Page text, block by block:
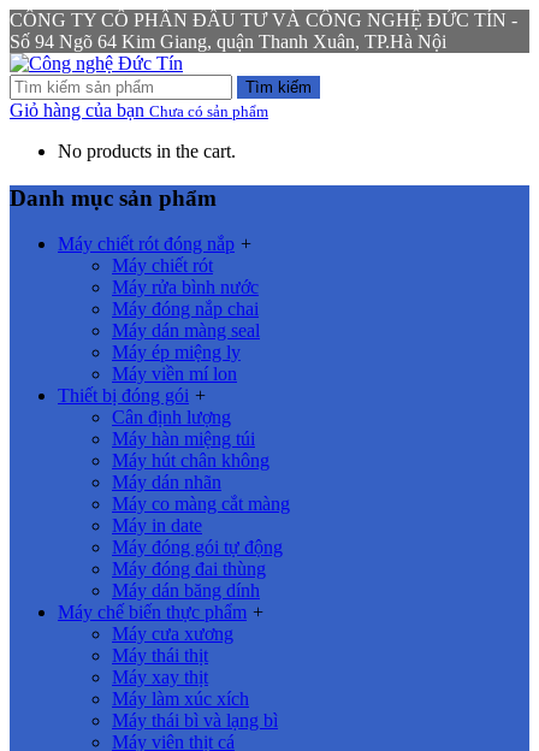
CÔNG TY CỔ PHẦN ĐẦU TƯ VÀ CÔNG NGHỆ ĐỨC TÍN -
Số 94 Ngõ 64 Kim Giang, quận Thanh Xuân, TP.Hà Nội
Tìm kiếm
Giỏ hàng của bạn Chưa có sản phẩm
No products in the cart.
Danh mục sản phẩm
Máy chiết rót đóng nắp +
Máy chiết rót
Máy rửa bình nước
Máy đóng nắp chai
Máy dán màng seal
Máy ép miệng ly
Máy viền mí lon
Thiết bị đóng gói +
Cân định lượng
Máy hàn miệng túi
Máy hút chân không
Máy dán nhãn
Máy co màng cắt màng
Máy in date
Máy đóng gói tự động
Máy đóng đai thùng
Máy dán băng dính
Máy chế biến thực phẩm +
Máy cưa xương
Máy thái thịt
Máy xay thịt
Máy làm xúc xích
Máy thái bì và lạng bì
Máy viên thịt cá